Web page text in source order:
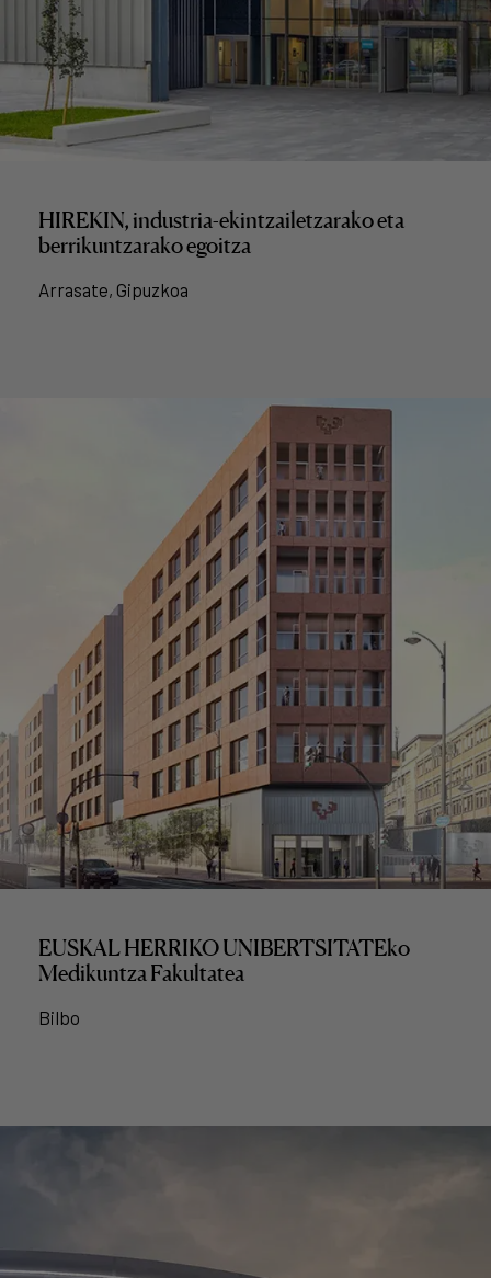
HIREKIN, industria-ekintzailetzarako eta
berrikuntzarako egoitza
Arrasate, Gipuzkoa
EUSKAL HERRIKO UNIBERTSITATEko
Medikuntza Fakultatea
Bilbo